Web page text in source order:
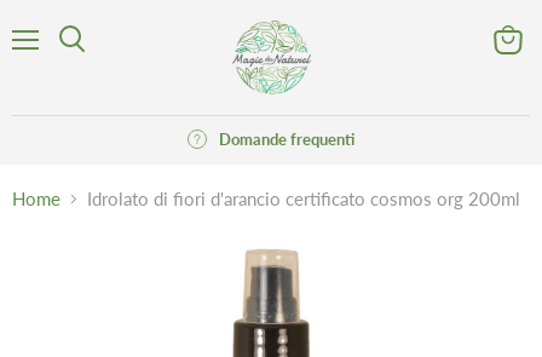
Domande frequenti
Home Idrolato di fiori d'arancio certificato cosmos org 200ml